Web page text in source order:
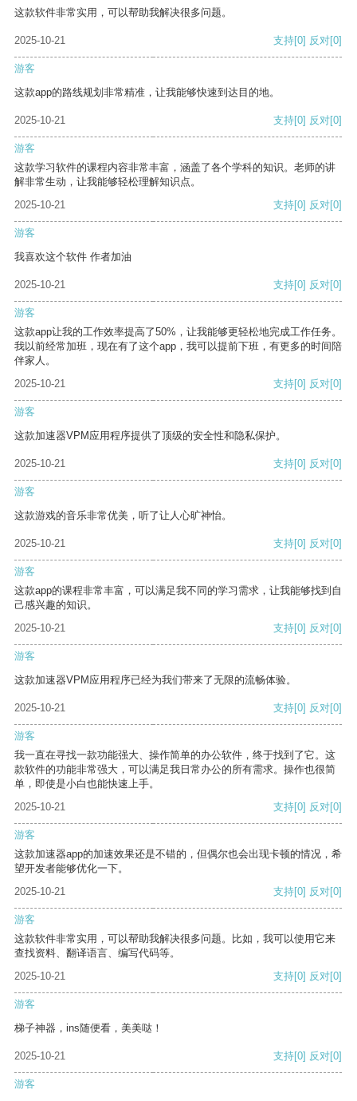
这款软件非常实用，可以帮助我解决很多问题。
2025-10-21 支持[0] 反对[0]
游客
这款app的路线规划非常精准，让我能够快速到达目的地。
2025-10-21 支持[0] 反对[0]
游客
这款学习软件的课程内容非常丰富，涵盖了各个学科的知识。老师的讲
解非常生动，让我能够轻松理解知识点。
2025-10-21
支持[0] 反对[0]
游客
我喜欢这个软件 作者加油
2025-10-21 支持[0] 反对[0]
游客
这款app让我的工作效率提高了50%，让我能够更轻松地完成工作任务。
我以前经常加班，现在有了这个app，我可以提前下班，有更多的时间陪
伴家人。
2025-10-21
支持[0] 反对[0]
游客
这款加速器VPM应用程序提供了顶级的安全性和隐私保护。
2025-10-21 支持[0] 反对[0]
游客
这款游戏的音乐非常优美，听了让人心旷神怡。
2025-10-21 支持[0] 反对[0]
游客
这款app的课程非常丰富，可以满足我不同的学习需求，让我能够找到自
己感兴趣的知识。
2025-10-21
支持[0] 反对[0]
游客
这款加速器VPM应用程序已经为我们带来了无限的流畅体验。
2025-10-21 支持[0] 反对[0]
游客
我一直在寻找一款功能强大、操作简单的办公软件，终于找到了它。这
款软件的功能非常强大，可以满足我日常办公的所有需求。操作也很简
单，即使是小白也能快速上手。
2025-10-21
支持[0] 反对[0]
游客
这款加速器app的加速效果还是不错的，但偶尔也会出现卡顿的情况，希
望开发者能够优化一下。
2025-10-21
支持[0] 反对[0]
游客
这款软件非常实用，可以帮助我解决很多问题。比如，我可以使用它来
查找资料、翻译语言、编写代码等。
2025-10-21
支持[0] 反对[0]
游客
梯子神器，ins随便看，美美哒！
2025-10-21 支持[0] 反对[0]
游客